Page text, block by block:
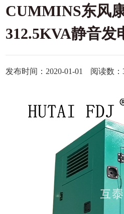
CUMMINS东风
312.5KVA静音发
发布时间：2020-01-01 阅读数：